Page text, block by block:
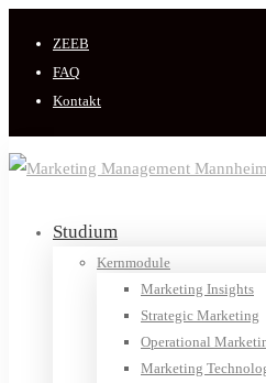
ZEEB
FAQ
Kontakt
Studium
Kernmodule
Marketing Insights
Strategic Marketing
Operational
Marketing